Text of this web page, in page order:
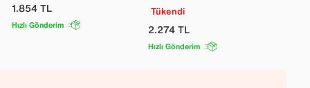
1.854TL
Hızlı Gönderim
Tükendi
2.274TL
Hızlı Gönderim